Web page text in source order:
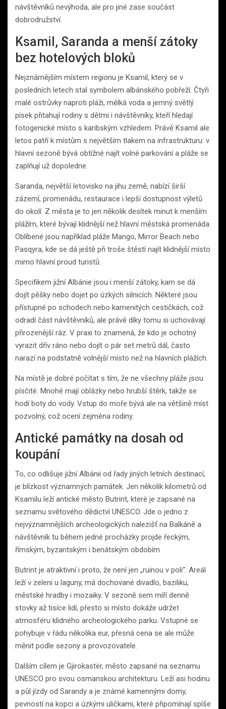
návštěvníků nevýhoda, ale pro jiné zase součást
dobrodružství.
Ksamil, Saranda a menší zátoky
bez hotelových bloků
Nejznámějším místem regionu je Ksamil, který se v
posledních letech stal symbolem albánského pobřeží. Čtyři
malé ostrůvky naproti pláži, mělká voda a jemný světlý
písek přitahují rodiny s dětmi i návštěvníky, kteří hledají
fotogenické místo s karibským vzhledem. Právě Ksamil ale
letos patří k místům s největším tlakem na infrastrukturu: v
hlavní sezoně bývá obtížné najít volné parkování a pláže se
zaplňují už dopoledne.
Saranda, největší letovisko na jihu země, nabízí širší
zázemí, promenádu, restaurace i lepší dostupnost výletů
do okolí. Z města je to jen několik desítek minut k menším
plážím, které bývají klidnější než hlavní městská promenáda.
Oblíbené jsou například pláže Mango, Mirror Beach nebo
Pasqyra, kde se dá ještě při troše štěstí najít klidnější místo
mimo hlavní proud turistů.
Specifikem jižní Albánie jsou i menší zátoky, kam se dá
dojít pěšky nebo dojet po úzkých silnicích. Některé jsou
přístupné po schodech nebo kamenitých cestičkách, což
odradí část návštěvníků, ale právě díky tomu si uchovávají
přirozenější ráz. V praxi to znamená, že kdo je ochotný
vyrazit dřív ráno nebo dojít o pár set metrů dál, často
narazí na podstatně volnější místo než na hlavních plážích.
Na místě je dobré počítat s tím, že ne všechny pláže jsou
písčité. Mnohé mají oblázky nebo hrubší štěrk, takže se
hodí boty do vody. Vstup do moře bývá ale na většině míst
pozvolný, což ocení zejména rodiny.
Antické památky na dosah od
koupání
To, co odlišuje jižní Albánii od řady jiných letních destinací,
je blízkost významných památek. Jen několik kilometrů od
Ksamilu leží antické město Butrint, které je zapsané na
seznamu světového dědictví UNESCO. Jde o jedno z
nejvýznamnějších archeologických nalezišť na Balkáně a
návštěvník tu během jedné procházky projde řeckým,
římským, byzantským i benátským obdobím.
Butrint je atraktivní i proto, že není jen „ruinou v poli“. Areál
leží v zeleni u laguny, má dochované divadlo, baziliku,
městské hradby i mozaiky. V sezoně sem míří denně
stovky až tisíce lidí, přesto si místo dokáže udržet
atmosféru klidného archeologického parku. Vstupné se
pohybuje v řádu několika eur, přesná cena se ale může
měnit podle sezony a provozovatele.
Dalším cílem je Gjirokastër, město zapsané na seznamu
UNESCO pro svou osmanskou architekturu. Leží asi hodinu
a půl jízdy od Sarandy a je známé kamennými domy,
pevností na kopci a úzkými uličkami, které připomínají spíše